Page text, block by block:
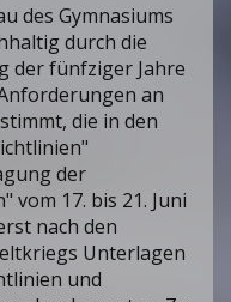
des Gymnasiums
durch die
der fünfziger Jahre
an
die in den
der
vom 17. bis 21. Juni
nach den
Unterlagen
und